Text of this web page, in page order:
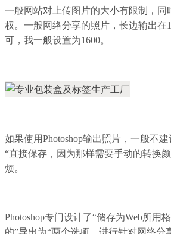
一般网站对上传图片的大小有限制，同
权。一般网络分享的照片，长边输出在
可，我一般设置为1600。
如果使用Photoshop输出照片，一般不
“直接保存，因为那样需要手动的转换
烦。
Photoshop专门设计了“储存为Web所用
的”导出为“两个选项，进行针对网络分